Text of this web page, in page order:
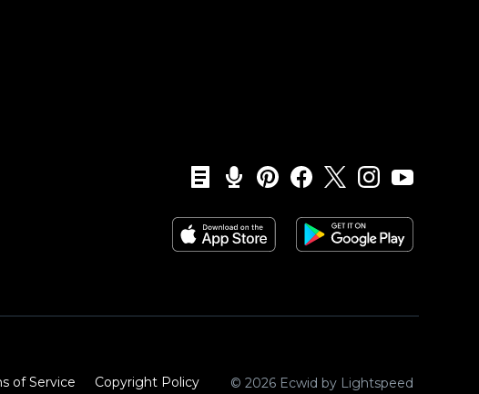
© 2026 Ecwid by Lightspeed
of Service Copyright Policy‎